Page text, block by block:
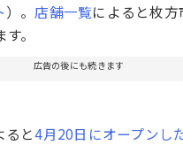
）。店舗一覧によると枚
。
広告の後にも続きます
ると4月20日にオープンし